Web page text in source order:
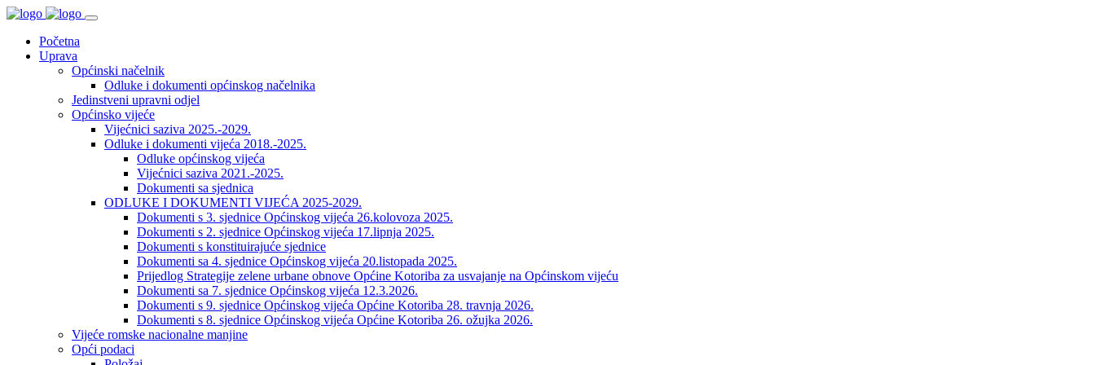
Početna
Uprava
Općinski načelnik
Odluke i dokumenti općinskog načelnika
Jedinstveni upravni odjel
Općinsko vijeće
Vijećnici saziva 2025.-2029.
Odluke i dokumenti vijeća 2018.-2025.
Odluke općinskog vijeća
Vijećnici saziva 2021.-2025.
Dokumenti sa sjednica
ODLUKE I DOKUMENTI VIJEĆA 2025-2029.
Dokumenti s 3. sjednice Općinskog vijeća 26.kolovoza 2025.
Dokumenti s 2. sjednice Općinskog vijeća 17.lipnja 2025.
Dokumenti s konstituirajuće sjednice
Dokumenti sa 4. sjednice Općinskog vijeća 20.listopada 2025.
Prijedlog Strategije zelene urbane obnove Općine Kotoriba za usvajanje na Općinskom vijeću
Dokumenti sa 7. sjednice Općinskog vijeća 12.3.2026.
Dokumenti s 9. sjednice Općinskog vijeća Općine Kotoriba 28. travnja 2026.
Dokumenti s 8. sjednice Općinskog vijeća Općine Kotoriba 26. ožujka 2026.
Vijeće romske nacionalne manjine
Opći podaci